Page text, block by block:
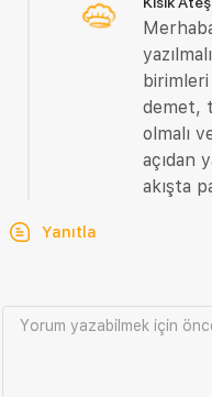
birimleri
demet,
olmalı
açıdan
akışta
Yanıtla
Yorum yazabilmek için